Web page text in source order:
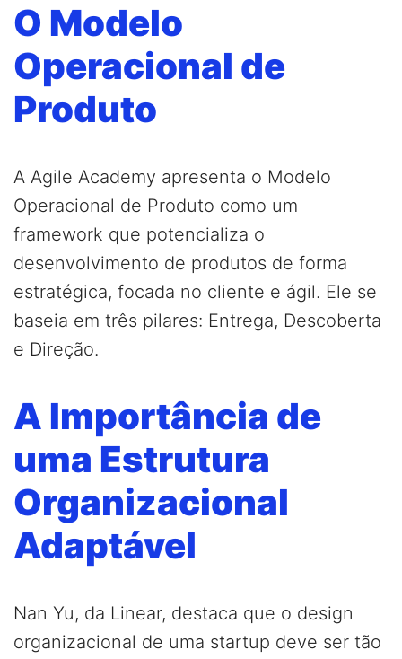
O Modelo
Operacional de
Produto
A Agile Academy apresenta o Modelo
Operacional de Produto como um
framework que potencializa o
desenvolvimento de produtos de forma
estratégica, focada no cliente e ágil. Ele se
baseia em três pilares: Entrega, Descoberta
e Direção.
A Importância de
uma Estrutura
Organizacional
Adaptável
Nan Yu, da Linear, destaca que o design
organizacional de uma startup deve ser tão